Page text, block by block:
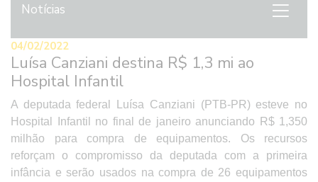
Notícias
04/02/2022
Luísa Canziani destina R$ 1,3 mi ao
Hospital Infantil
A deputada federal Luísa Canziani (PTB-PR) esteve no
Hospital Infantil no final de janeiro anunciando R$ 1,350
milhão para compra de equipamentos. Os recursos
reforçam o compromisso da deputada com a primeira
infância e serão usados na compra de 26 equipamentos